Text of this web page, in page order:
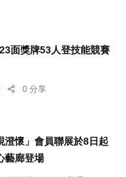
面獎牌53人登技能競賽
0 分享
澄懷」會員聯展於8日起
藝廊登場